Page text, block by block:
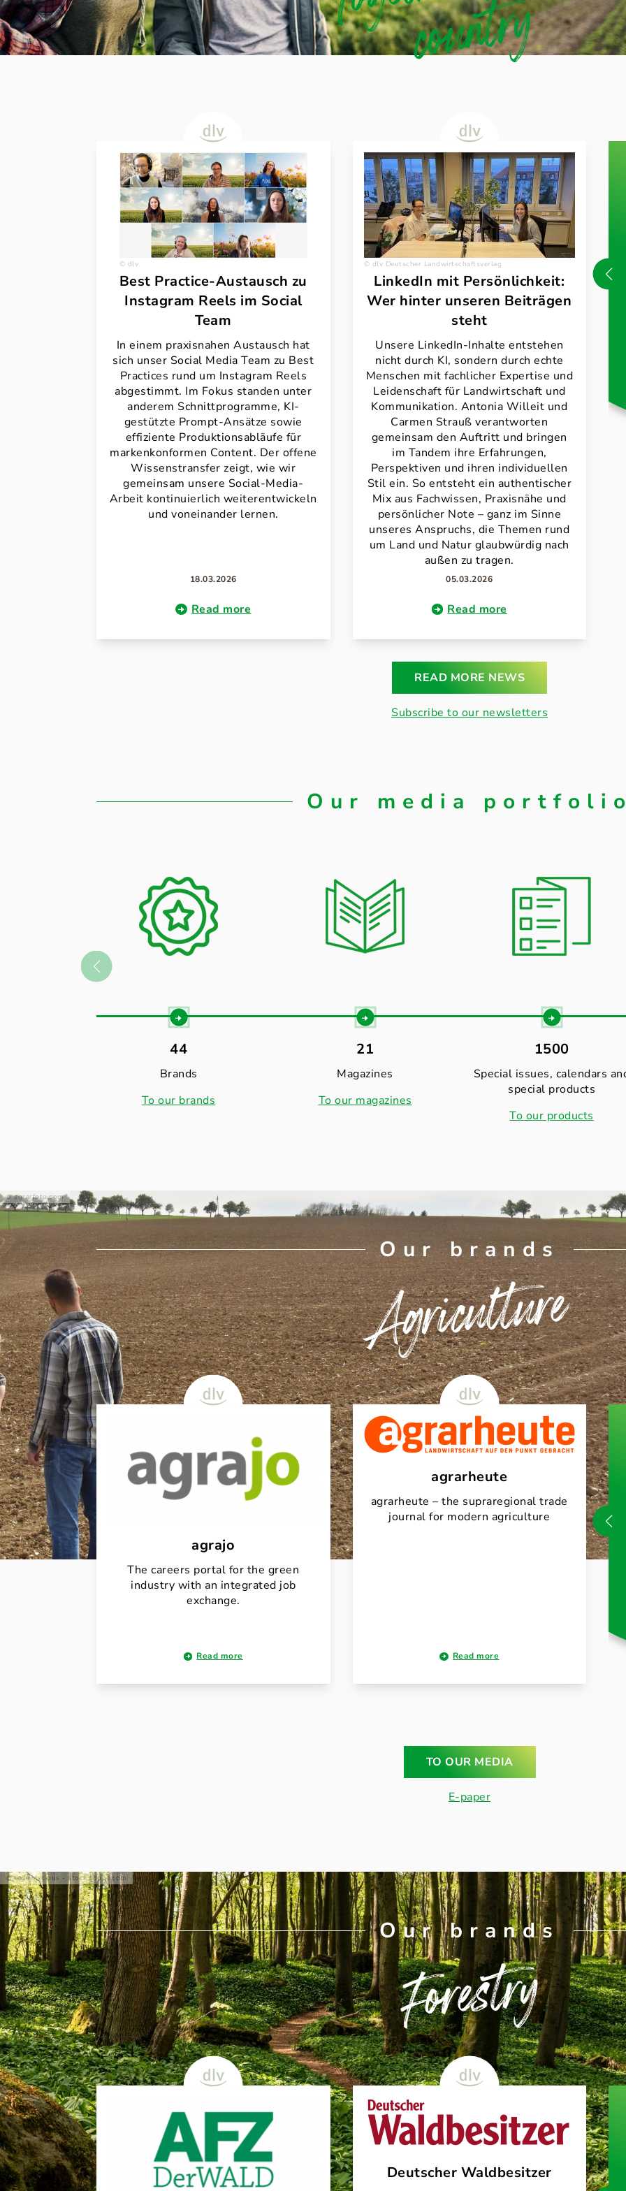
y
dlv
Best Practice-Austausch zu
Instagram Reels im Social
Team
In einem praxisnahen Austausch hat
sich unser Social Media Team zu Best
Practices rund um Instagram Reels
abgestimmt. Im Fokus standen unter
anderem Schnittprogramme, KI-
gestützte Prompt-Ansätze sowie
effiziente Produktionsabläufe für
markenkonformen Content. Der offene
Wissenstransfer zeigt, wie wir
gemeinsam unsere Social-Media-
Arbeit kontinuierlich weiterentwickeln
und voneinander lernen.
18.03.2026
Read more
dlv Deutscher Landwirtschaftsverlag
LinkedIn mit Persönlichkeit:
Wer hinter unseren Beiträgen
steht
Unsere LinkedIn-Inhalte entstehen
nicht durch KI, sondern durch echte
Menschen mit fachlicher Expertise und
Leidenschaft für Landwirtschaft und
Kommunikation. Antonia Willeit und
Carmen Strauß verantworten
gemeinsam den Auftritt und bringen
im Tandem ihre Erfahrungen,
Perspektiven und ihren individuellen
Stil ein. So entsteht ein authentischer
Mix aus Fachwissen, Praxisnähe und
persönlicher Note – ganz im Sinne
unseres Anspruchs, die Themen rund
um Land und Natur glaubwürdig nach
außen zu tragen.
05.03.2026
Read more
READ MORE NEWS
Subscribe to our newsletters
Our media
44
Brands
To our brands
21
Magazines
To our magazines
1500
Special issues, calendars
special products
To our products
agrarfoto.com
Our brands
Agriculture
agrajo
The careers portal for the green
industry with an integrated job
exchange.
Read more
agrarheute
agrarheute – the supraregional trade
journal for modern agriculture
Read more
TO OUR MEDIA
E-paper
teddiviscious - stock.adobe.com
Our brands
Forestry
Deutscher Waldbesitzer